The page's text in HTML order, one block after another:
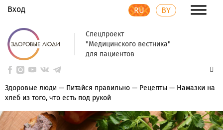
Вход RU BY
Спецпроект
"Медицинского вестника"
для пациентов
Здоровые люди — Питайся правильно — Рецепты — Намазки на
хлеб из того, что есть под рукой